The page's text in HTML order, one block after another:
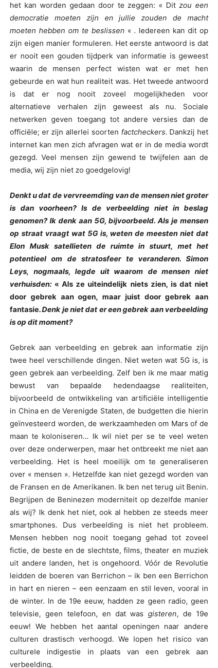
het kan worden gedaan door te zeggen: « Ditzou een
democratie moeten zijn en jullie zouden de macht
moeten hebben om te beslissen « . Iedereen kan dit op
zijn eigen manier formuleren. Het eerste antwoord is dat
er nooit een gouden tijdperk van informatie is geweest
waarin de mensen perfect wisten wat er met hen
gebeurde en wat hun realiteit was. Het tweede antwoord
is dat er nog nooit zoveel mogelijkheden voor
alternatieve verhalen zijn geweest als nu. Sociale
netwerken geven toegang tot andere versies dan de
officiële; er zijn allerlei soorten factcheckers. Dankzij het
internet kan men zich afvragen wat er in de media wordt
gezegd. Veel mensen zijn gewend te twijfelen aan de
media, wij zijn niet zo goedgelovig!
Denkt u dat de vervreemding van de mensen niet groter
is dan voorheen? Is de verbeelding niet in beslag
genomen? Ik denk aan 5G, bijvoorbeeld. Als je mensen
op straat vraagt wat 5G is, weten de meesten niet dat
Elon Musk satellieten de ruimte in stuurt, met het
potentieel om de stratosfeer te veranderen. Simon
Leys, nogmaals, legde uit waarom de mensen niet
verhuisden: « Als ze uiteindelijk niets zien, is dat niet
door gebrek aan ogen, maar juist door gebrek aan
fantasie.Denk je niet dat er een gebrek aan verbeelding
is op dit moment?
Gebrek aan verbeelding en gebrek aan informatie zijn
twee heel verschillende dingen. Niet weten wat 5G is, is
geen gebrek aan verbeelding. Zelf ben ik me maar matig
bewust van bepaalde hedendaagse realiteiten,
bijvoorbeeld de ontwikkeling van artificiële intelligentie
in China en de Verenigde Staten, de budgetten die hierin
geïnvesteerd worden, de werkzaamheden om Mars of de
maan te koloniseren… Ik wil niet per se te veel weten
over deze onderwerpen, maar het ontbreekt me niet aan
verbeelding. Het is heel moeilijk om te generaliseren
over « mensen ». Hetzelfde kan niet gezegd worden van
de Fransen en de Amerikanen. Ik ben net terug uit Benin.
Begrijpen de Beninezen moderniteit op dezelfde manier
als wij? Ik denk het niet, ook al hebben ze steeds meer
smartphones. Dus verbeelding is niet het probleem.
Mensen hebben nog nooit toegang gehad tot zoveel
fictie, de beste en de slechtste, films, theater en muziek
uit andere landen, het is ongehoord. Vóór de Revolutie
leidden de boeren van Berrichon – ik ben een Berrichon
in hart en nieren – een eenzaam en stil leven, vooral in
de winter. In de 19e eeuw, hadden ze geen radio, geen
televisie, geen telefoon, en dat wasgisteren, de 19e
eeuw! We hebben het aantal openingen naar andere
culturen drastisch verhoogd. We lopen het risico van
culturele indigestie in plaats van een gebrek aan
verbeelding.